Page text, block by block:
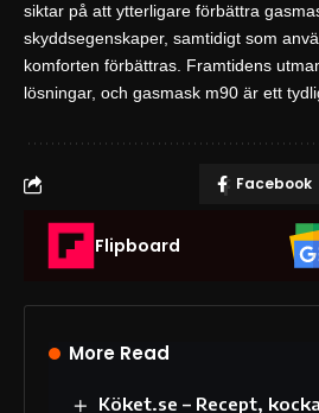
siktar på att ytterligare förbättra
skyddsegenskaper, samtidigt som
komforten förbättras. Framtidens
lösningar, och gasmask m90 är ett
Facebook
Flipboard
More Read
Köket.se – Recept,